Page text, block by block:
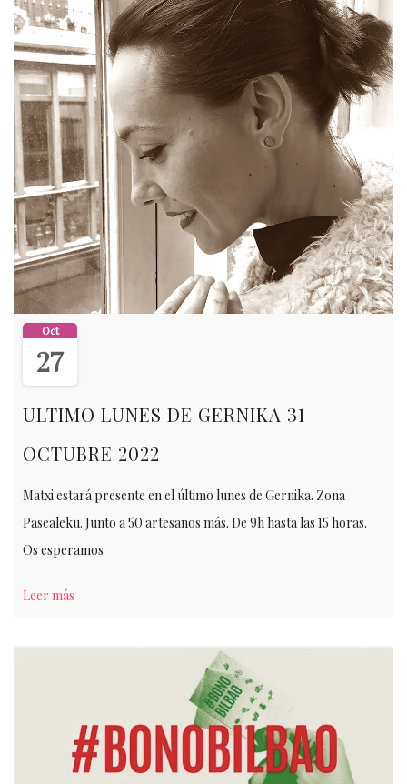
Oct
27
ULTIMO LUNES DE GERNIKA 31
OCTUBRE 2022
Matxi estará presente en el último lunes de Gernika. Zona
Pasealeku. Junto a 50 artesanos más. De 9h hasta las 15 horas.
Os esperamos
Leer más